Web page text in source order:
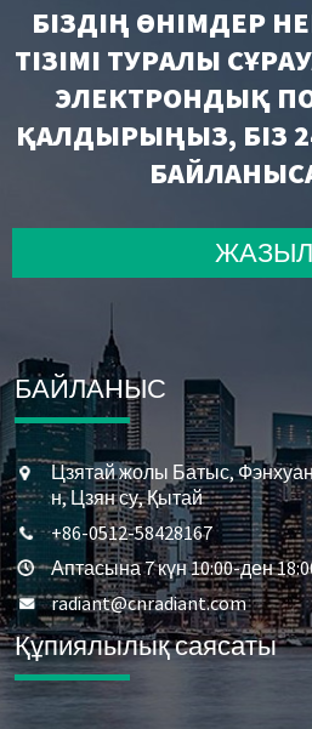
БІЗДІҢ ӨНІМДЕР
ТІЗІМІ ТУРАЛЫ
ЭЛЕКТРОНДЫҚ
ҚАЛДЫРЫҢЫЗ, БІЗ
БАЙЛАНЫС
Цзятай жолы Батыс,
н, Цзян су, Қытай
+86-0512-58428167
Аптасына 7 күн 10:00-ден
radiant@cnradiant.com
Құпиялылық саясаты